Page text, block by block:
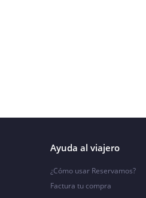
Ayuda al viajero
¿Cómo usar Reservamos?
Factura tu compra